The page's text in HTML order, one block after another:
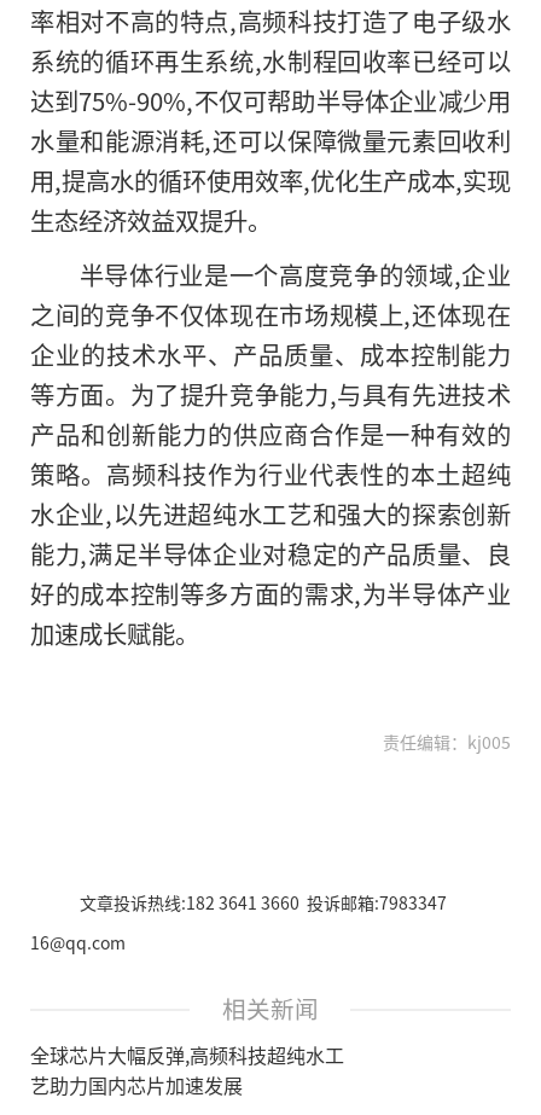
率相对不高的特点,高频科技打造了电子级水
系统的循环再生系统,水制程回收率已经可以
达到75%-90%,不仅可帮助半导体企业减少用
水量和能源消耗,还可以保障微量元素回收利
用,提高水的循环使用效率,优化生产成本,实现
生态经济效益双提升。
半导体行业是一个高度竞争的领域,企业
之间的竞争不仅体现在市场规模上,还体现在
企业的技术水平、产品质量、成本控制能力
等方面。为了提升竞争能力,与具有先进技术
产品和创新能力的供应商合作是一种有效的
策略。高频科技作为行业代表性的本土超纯
水企业,以先进超纯水工艺和强大的探索创新
能力,满足半导体企业对稳定的产品质量、良
好的成本控制等多方面的需求,为半导体产业
加速成长赋能。
责任编辑：kj005
文章投诉热线:182 3641 3660 投诉邮箱:7983347
16@qq.com
相关新闻
全球芯片大幅反弹,高频科技超纯水工
艺助力国内芯片加速发展